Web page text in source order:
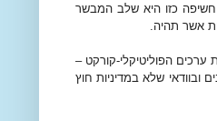
חשיפה כזו היא שלב המבשר
אשר תהיה.
הפוליטיקלי-קורקט –
ובוודאי שלא במדיניות חוץ